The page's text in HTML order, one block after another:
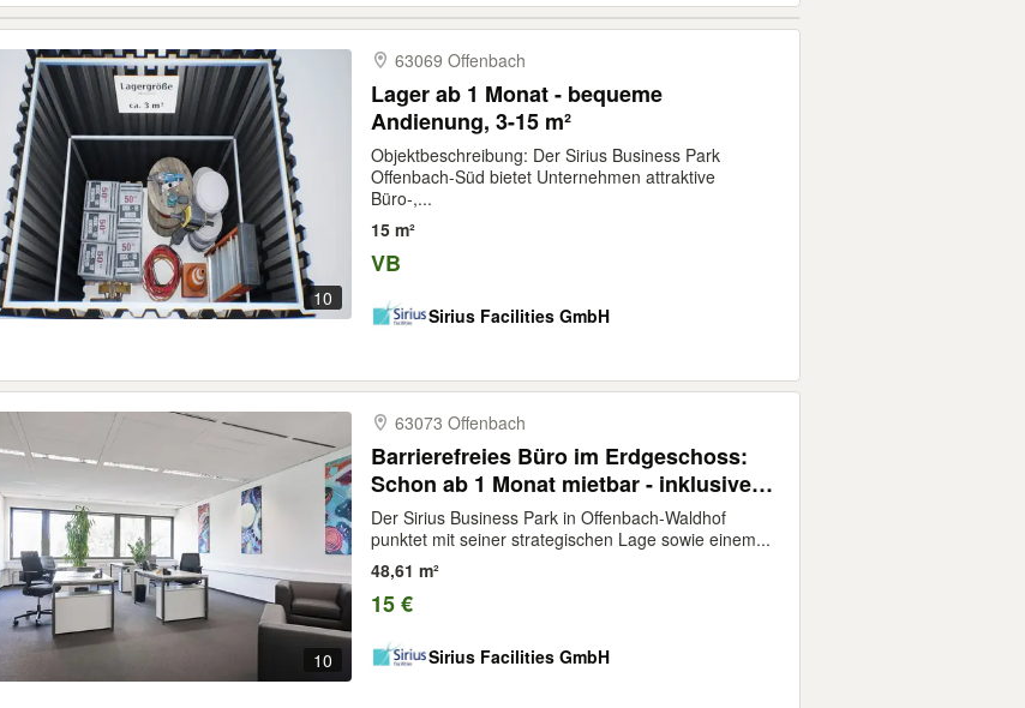
10
63069 Offenbach
Lager ab 1 Monat - bequeme
Andienung, 3-15 m²
Objektbeschreibung: Der Sirius Business Park
Offenbach-Süd bietet Unternehmen attraktive
Büro-,...
15 m²
VB
Sirius Facilities GmbH
10
63073 Offenbach
Barrierefreies Büro im Erdgeschoss:
Schon ab 1 Monat mietbar - inklusive
moderner Teeküche
Der Sirius Business Park in Offenbach-Waldhof
punktet mit seiner strategischen Lage sowie einem...
48,61 m²
15 €
Sirius Facilities GmbH